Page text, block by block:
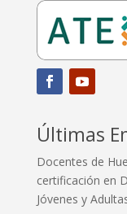
Últimas
Docentes de
certificación en
Jóvenes y